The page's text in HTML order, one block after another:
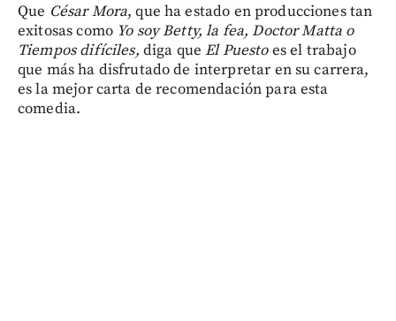
Que César Mora, que ha estado en producciones tan
exitosas como Yo soy Betty, la fea, Doctor Matta o
Tiempos difíciles, diga queEl Puestoes el trabajo
que más ha disfrutado de interpretar en su carrera,
es la mejor carta de recomendación para esta
comedia.